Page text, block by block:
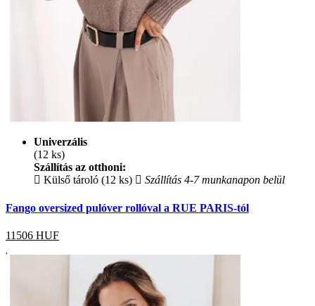
Univerzális
(12 ks)
Szállítás az otthoni:
Külső tároló (12 ks)
Szállítás 4-7 munkanapon belül
Fango oversized pulóver rollóval a RUE PARIS-tól
11506 HUF